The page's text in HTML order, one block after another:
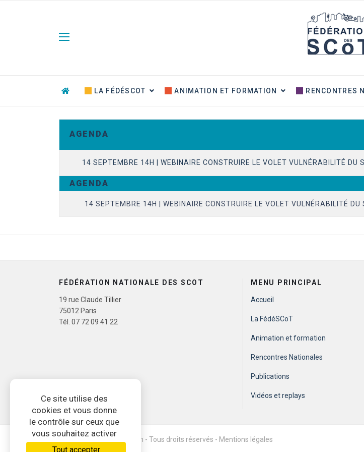
LA FÉDÉSCOT ANIMATION ET FORMATION RENCONTRES
A G E N D A
14 SEPTEMBRE 14H | WEBINAIRE CONSTRUIRE LE VOLET VULNÉRABILITÉ DU
23 JUIN 14H | EVOLUTION DU CONTENTIEUX ET IMPACT SUR LA PRATIQUE
A G E N D A
14 SEPTEMBRE 14H | WEBINAIRE CONSTRUIRE LE VOLET VULNÉRABILITÉ DU
FÉDÉRATION NATIONALE DES SCOT
19 rue Claude Tillier
75012 Paris
Tél. 07 72 09 41 22
MENU PRINCIPAL
Accueil
La FédéSCoT
Animation et formation
Rencontres Nationales
Publications
Vidéos et replays
© 2026 www.ratatam.com - Tous droits réservés - Mentions légales
Ce site utilise des
cookies et vous donne
le contrôle sur ceux que
vous souhaitez activer
Tout accepter